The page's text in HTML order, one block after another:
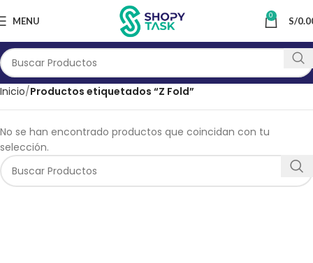
MENU 0 S/
Inicio Productos etiquetados “Z Fold”
No se han encontrado productos que coincidan con tu
selección.